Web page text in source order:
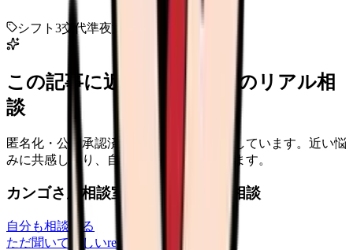
シフト 3交代準夜深夜
この記事に近い看護師さんのリアル相
談
匿名化・公開承認済みの本音だけを表示しています。近い悩
みに共感したり、自分の状況を投稿できます。
カンゴさん相談室から共有された相談
自分も相談する
ただ聞いてほしいrelationships